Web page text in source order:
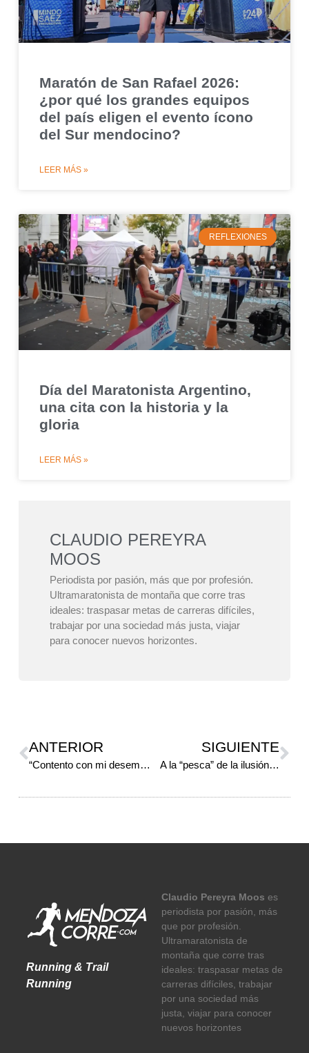
Maratón de San Rafael 2026:
¿por qué los grandes equipos
del país eligen el evento ícono
del Sur mendocino?
LEER MÁS »
REFLEXIONES
Día del Maratonista Argentino,
una cita con la historia y la
gloria
LEER MÁS »
CLAUDIO PEREYRA
MOOS
Periodista por pasión, más que por profesión.
Ultramaratonista de montaña que corre tras
ideales: traspasar metas de carreras difíciles,
trabajar por una sociedad más justa, viajar
para conocer nuevos horizontes.
ANTERIOR
“Contento con mi desempeño”
SIGUIENTE
A la “pesca” de la ilusión…
Running & Trail
Running
Claudio Pereyra Moos es
periodista por pasión, más
que por profesión.
Ultramaratonista de
montaña que corre tras
ideales: traspasar metas de
carreras difíciles, trabajar
por una sociedad más
justa, viajar para conocer
nuevos horizontes